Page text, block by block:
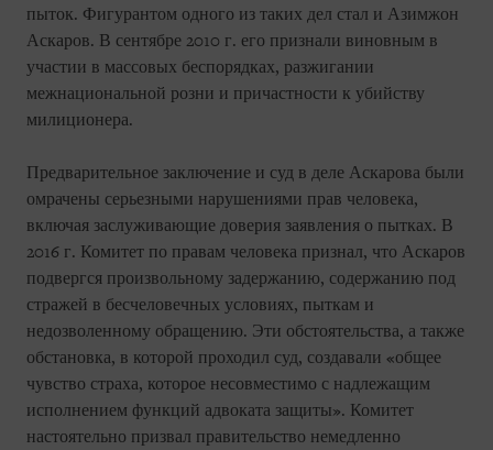
пыток. Фигурантом одного из таких дел стал и Азимжон
Аскаров. В сентябре 2010 г. его признали виновным в
участии в массовых беспорядках, разжигании
межнациональной розни и причастности к убийству
милиционера.
Предварительное заключение и суд в деле Аскарова были
омрачены серьезными нарушениями прав человека,
включая заслуживающие доверия заявления о пытках. В
2016 г. Комитет по правам человека признал, что Аскаров
подвергся произвольному задержанию, содержанию под
стражей в бесчеловечных условиях, пыткам и
недозволенному обращению. Эти обстоятельства, а также
обстановка, в которой проходил суд, создавали «общее
чувство страха, которое несовместимо с надлежащим
исполнением функций адвоката защиты». Комитет
настоятельно призвал правительство немедленно